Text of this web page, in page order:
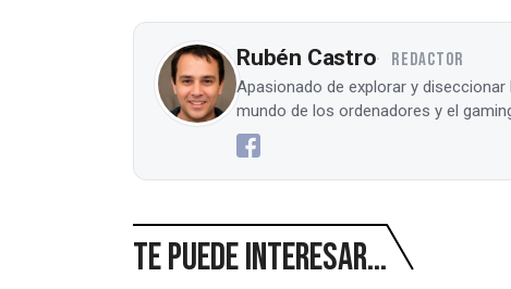
Rubén Castro REDACTOR
Apasionado de explorar y
mundo de los ordenadores y el
Te puede interesar...